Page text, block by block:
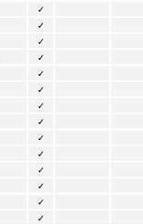
✓
✓
✓
✓
✓
✓
✓
✓
✓
✓
✓
✓
✓
✓